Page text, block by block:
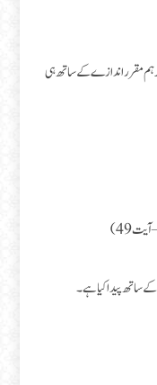
ہم مقرر اندازے کے ساتھ ہی
49)
ساتھ پیدا کیا ہے۔